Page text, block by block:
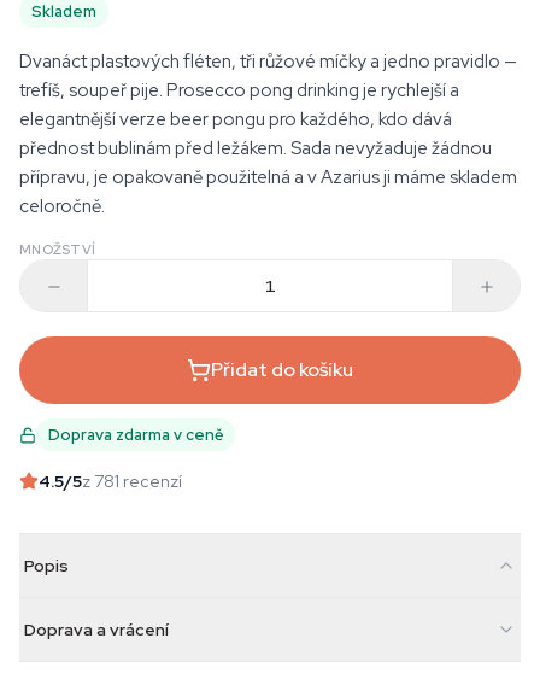
Skladem
Dvanáct plastových fléten, tři růžové míčky a jedno pravidlo —
trefíš, soupeř pije. Prosecco pong drinking je rychlejší a
elegantnější verze beer pongu pro každého, kdo dává
přednost bublinám před ležákem. Sada nevyžaduje žádnou
přípravu, je opakovaně použitelná a v Azarius ji máme skladem
celoročně.
MNOŽSTVÍ
Přidat do košíku
Doprava zdarma v ceně
4.5/5z 781 recenzí
Popis
Doprava a vrácení